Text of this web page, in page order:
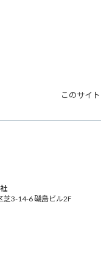
このサイ
3-14-6 磯島ビル2F